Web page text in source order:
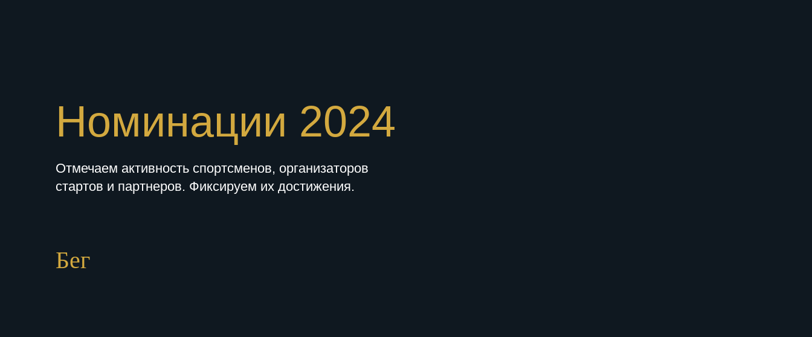
Номинации 2024
Отмечаем активность спортсменов, организаторов
стартов и партнеров. Фиксируем их достижения.
Бег